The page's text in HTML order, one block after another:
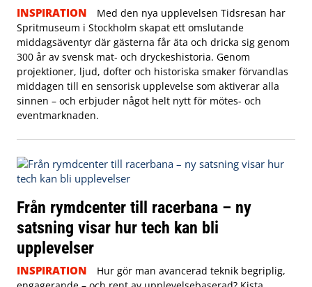
INSPIRATION
Med den nya upplevelsen Tidsresan har
Spritmuseum i Stockholm skapat ett omslutande
middagsäventyr där gästerna får äta och dricka sig genom
300 år av svensk mat- och dryckeshistoria. Genom
projektioner, ljud, dofter och historiska smaker förvandlas
middagen till en sensorisk upplevelse som aktiverar alla
sinnen – och erbjuder något helt nytt för mötes- och
eventmarknaden.
Från rymdcenter till racerbana – ny
satsning visar hur tech kan bli
upplevelser
INSPIRATION
Hur gör man avancerad teknik begriplig,